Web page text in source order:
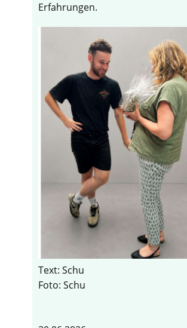
Erfahrungen.
Text: Schu
Foto: Schu